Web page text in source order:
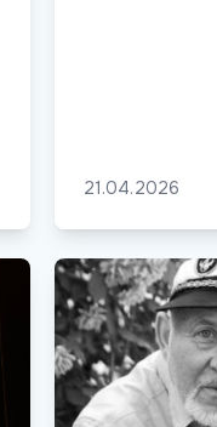
21.04.2026